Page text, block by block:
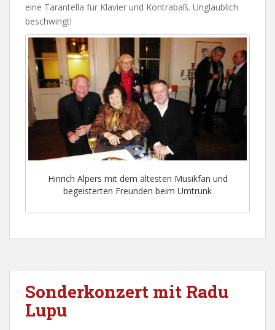
eine Tarantella für Klavier und Kontrabaß. Unglaublich
beschwingt!
Hinrich Alpers mit dem ältesten Musikfan und
begeisterten Freunden beim Umtrunk
Sonderkonzert mit Radu
Lupu